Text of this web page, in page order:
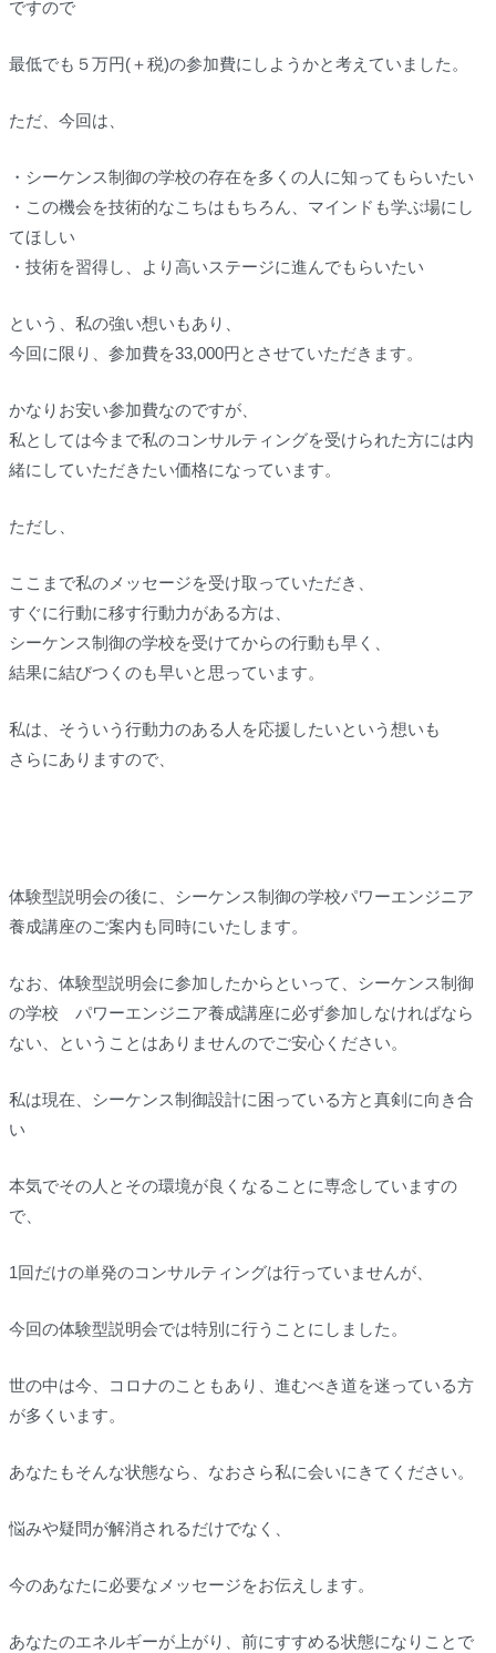
ですので
最低でも５万円(＋税)の参加費にしようかと考えていました。
ただ、今回は、
・シーケンス制御の学校の存在を多くの人に知ってもらいたい
・この機会を技術的なこちはもちろん、マインドも学ぶ場にし
てほしい
・技術を習得し、より高いステージに進んでもらいたい
という、私の強い想いもあり、
今回に限り、参加費を33,000円とさせていただきます。
かなりお安い参加費なのですが、
私としては今まで私のコンサルティングを受けられた方には内
緒にしていただきたい価格になっています。
ただし、
ここまで私のメッセージを受け取っていただき、
すぐに行動に移す行動力がある方は、
シーケンス制御の学校を受けてからの行動も早く、
結果に結びつくのも早いと思っています。
私は、そういう行動力のある人を応援したいという想いも
さらにありますので、
体験型説明会の後に、シーケンス制御の学校パワーエンジニア
養成講座のご案内も同時にいたします。
なお、体験型説明会に参加したからといって、シーケンス制御
の学校 パワーエンジニア養成講座に必ず参加しなければなら
ない、ということはありませんのでご安心ください。
私は現在、シーケンス制御設計に困っている方と真剣に向き合
い
本気でその人とその環境が良くなることに専念していますの
で、
1回だけの単発のコンサルティングは行っていませんが、
今回の体験型説明会では特別に行うことにしました。
世の中は今、コロナのこともあり、進むべき道を迷っている方
が多くいます。
あなたもそんな状態なら、なおさら私に会いにきてください。
悩みや疑問が解消されるだけでなく、
今のあなたに必要なメッセージをお伝えします。
あなたのエネルギーが上がり、前にすすめる状態になりことで